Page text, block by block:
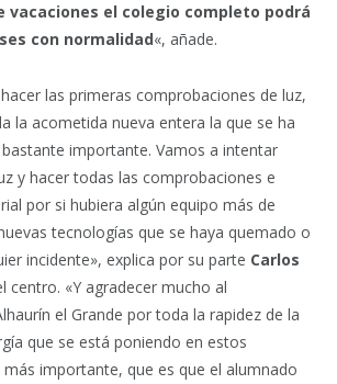
vacaciones el colegio completo podrá
con normalidad«, añade.
las primeras comprobaciones de luz,
la acometida nueva entera la que se ha
importante. Vamos a intentar
y hacer todas las comprobaciones e
por si hubiera algún equipo más de
tecnologías que se haya quemado o
incidente», explica por su parte Carlos
centro. «Y agradecer mucho al
el Grande por toda la rapidez de la
que se está poniendo en estos
importante, que es que el alumnado